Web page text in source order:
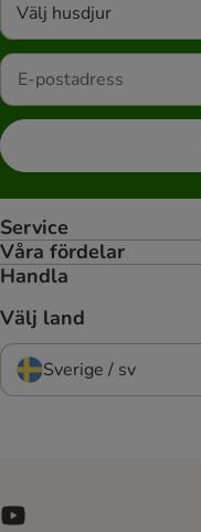
Välj husdjur
Service
Våra fördelar
Handla
Välj land
Sverige / sv